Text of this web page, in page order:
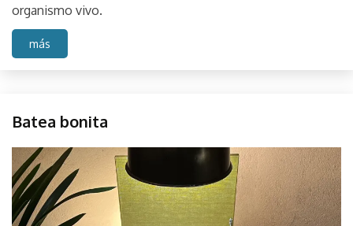
organismo vivo.
más
Hardware
objeto
Mueble
Muestra
Batea bonita
octubre
25,
2022
parselis